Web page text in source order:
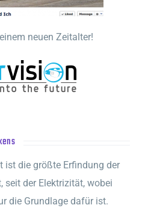
neuen Zeitalter!
ist die größte Erfindung der
seit der Elektrizität, wobei
die Grundlage dafür ist.